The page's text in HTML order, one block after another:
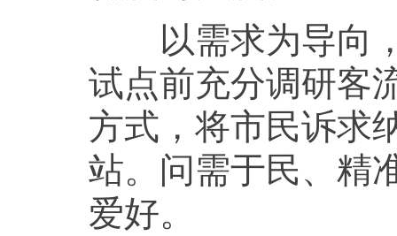
以需求为导向，
试点前充分调研客
方式，将市民诉求
站。问需于民、精
爱好。